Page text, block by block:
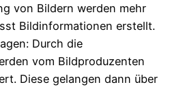
von Bildern werden mehr
Bildinformationen erstellt.
Durch die
vom Bildproduzenten
Diese gelangen dann über